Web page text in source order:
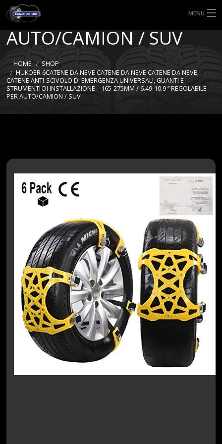
MENU
HOME
TIPI DI GOMME
MISURE GOMME
REGOLABILE PER
AUTO/CAMION / SUV
HOME
SHOP
HUKOER 6CATENE DA NEVE CATENE DA NEVE CATENE DA NEVE,
CATENE ANTI-SCIVOLO DI EMERGENZA UNIVERSALI, GUANTI E
STRUMENTI DI INSTALLAZIONE – 165-275MM / 6.49-10.9 ” REGOLABILE
PER AUTO/CAMION / SUV